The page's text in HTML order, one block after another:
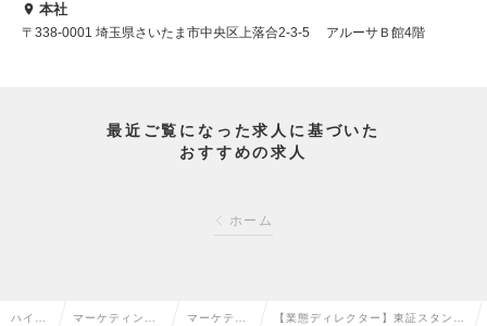
本社
〒338-0001 埼玉県さいたま市中央区上落合2-3-5 アルーサＢ館4階
最近ご覧になった求人に基づいた
おすすめの求人
ホーム
ハイク マーケティン マーケティ 【業態ディレクター】東証スタンダ